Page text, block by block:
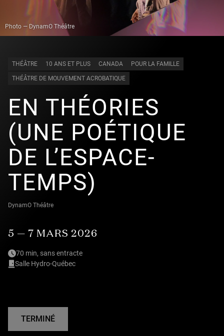
Photo — DynamO Théâtre
THÉÂTRE 10 ANS ET PLUS CANADA POUR LA FAMILLE
THÉÂTRE DE MOUVEMENT ACROBATIQUE
EN THÉORIES
(UNE POÉTIQUE
DE L’ESPACE-
TEMPS)
DynamO Théâtre
5 — 7 MARS 2026
70 min, sans entracte
Salle Hydro-Québec
TERMINÉ